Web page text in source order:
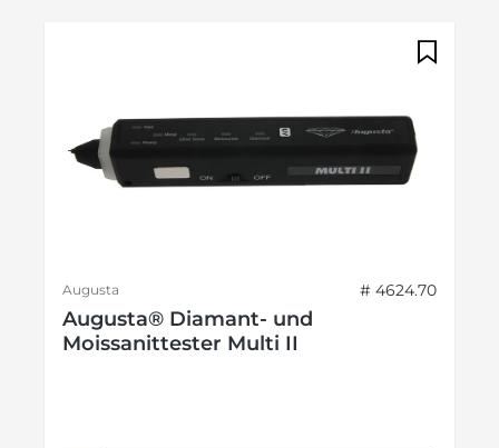
Augusta # 4624.70
Augusta® Diamant- und
Moissanittester Multi II